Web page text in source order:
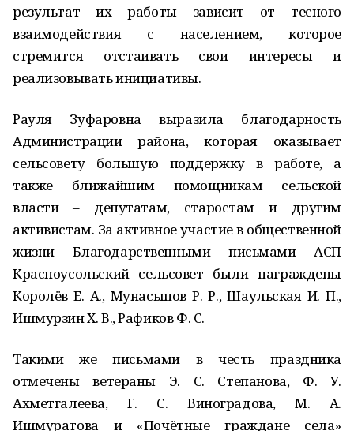
результат их работы зависит от тесного
взаимодействия с населением, которое
стремится отстаивать свои интересы и
реализовывать инициативы.
Рауля Зуфаровна выразила благодарность
Администрации района, которая оказывает
сельсовету большую поддержку в работе, а
также ближайшим помощникам сельской
власти – депутатам, старостам и другим
активистам. За активное участие в общественной
жизни Благодарственными письмами АСП
Красноусольский сельсовет были награждены
Королёв Е. А., Мунасыпов Р. Р., Шаульская И. П.,
Ишмурзин Х. В., Рафиков Ф. С.
Такими же письмами в честь праздника
отмечены ветераны Э. С. Степанова, Ф. У.
Ахметгалеева, Г. С. Виноградова, М. А.
Ишмуратова и «Почётные граждане села»